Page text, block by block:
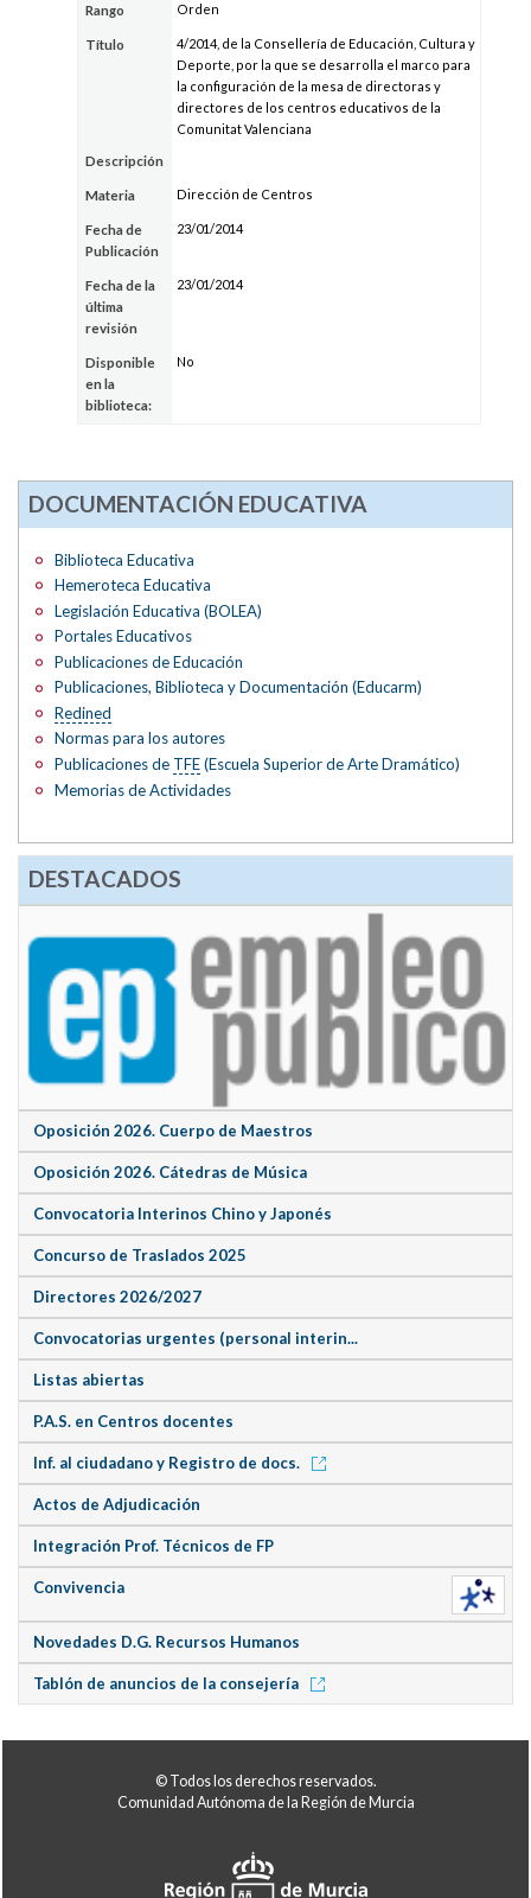
Rango Orden
Título
4/2014, de la Consellería de Educación, Cultura y
Deporte, por la que se desarrolla el marco para
la configuración de la mesa de directoras y
directores de los centros educativos de la
Comunitat Valenciana
Descripción
Materia Dirección de Centros
Fecha de
Publicación
23/01/2014
Fecha de la
última
revisión
23/01/2014
Disponible
en la
biblioteca:
No
DOCUMENTACIÓN EDUCATIVA
Biblioteca Educativa
Hemeroteca Educativa
Legislación Educativa (BOLEA)
Portales Educativos
Publicaciones de Educación
Publicaciones, Biblioteca y Documentación (Educarm)
Redined
Normas para los autores
Publicaciones de TFE(Escuela Superior de Arte Dramático)
Memorias de Actividades
DESTACADOS
Oposición 2026. Cuerpo de Maestros
Oposición 2026. Cátedras de Música
Convocatoria Interinos Chino y Japonés
Concurso de Traslados 2025
Directores 2026/2027
Convocatorias urgentes (personal interin...
Listas abiertas
P.A.S. en Centros docentes
Inf. al ciudadano y Registro de docs.
Actos de Adjudicación
Integración Prof. Técnicos de FP
Convivencia
Novedades D.G. Recursos Humanos
Tablón de anuncios de la consejería
© Todos los derechos reservados.
Comunidad Autónoma de la Región de Murcia